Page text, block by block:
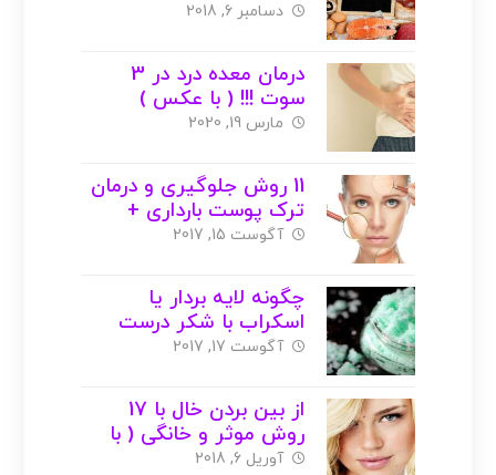
با عکس )
دسامبر 6, 2018
درمان معده درد در 3
سوت !!! ( با عکس )
مارس 19, 2020
11 روش جلوگیری و درمان
ترک پوست بارداری +
شکم ( با عکس )
آگوست 15, 2017
چگونه لایه بردار یا
اسکراب با شکر درست
کنیم ؟ ( با عکس )
آگوست 17, 2017
از بین بردن خال با 17
روش موثر و خانگی ( با
عکس )
آوریل 6, 2018